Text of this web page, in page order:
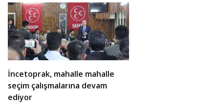
İncetoprak, mahalle mahalle
seçim çalışmalarına devam
ediyor